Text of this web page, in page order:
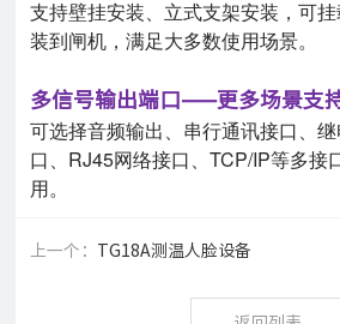
支持壁挂安装、立式支架安装，可
装到闸机，满足大多数使用场景。
多信号输出端口——更多场景支
可选择音频输出、串行通讯接口、
口、RJ45网络接口、TCP/IP等多接
用。
上一个： TG18A测温人脸设备